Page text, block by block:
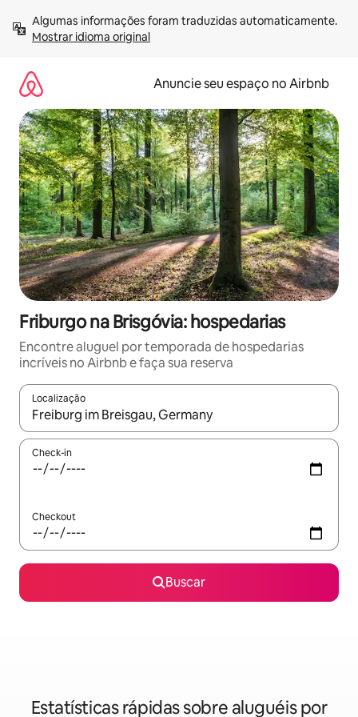
para
Mostrar idioma original
Anuncie seu espaço no Airbnb
Friburgo na Brisgóvia: hospedarias
Encontre aluguel por temporada de hospedarias
incríveis no Airbnb e faça sua reserva
Localização
Quando os resultados estiverem disponíveis, explore-os
Check-in
Checkout
Buscar
Estatísticas rápidas sobre aluguéis por